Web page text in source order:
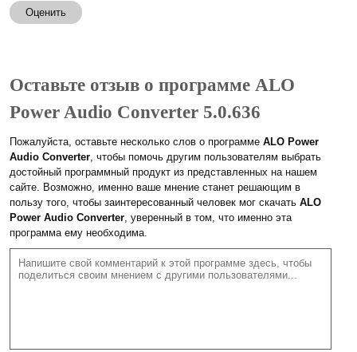
Оценить
Оставьте отзыв о программе ALO
Power Audio Converter 5.0.636
Пожалуйста, оставьте несколько слов о программе ALO Power
Audio Converter, чтобы помочь другим пользователям выбрать
достойный программный продукт из представленных на нашем
сайте. Возможно, именно ваше мнение станет решающим в
пользу того, чтобы заинтересованный человек мог скачать ALO
Power Audio Converter, уверенный в том, что именно эта
программа ему необходима.